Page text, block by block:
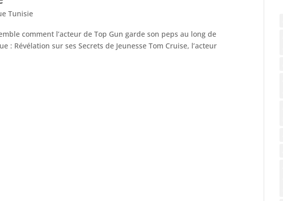
Tunisie
comment l’acteur de Top Gun garde son peps au long de
: Révélation sur ses Secrets de Jeunesse Tom Cruise, l’acteur